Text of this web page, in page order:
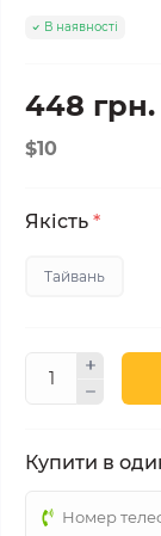
В наявності
448 грн.
$10
Якість *
Тайвань
Купити в